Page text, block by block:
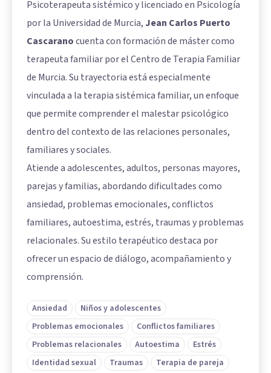
Psicoterapeuta sistémico y licenciado en Psicología
por la Universidad de Murcia, Jean Carlos Puerto
Cascaranocuenta con formación de máster como
terapeuta familiar por el Centro de Terapia Familiar
de Murcia. Su trayectoria está especialmente
vinculada a la terapia sistémica familiar, un enfoque
que permite comprender el malestar psicológico
dentro del contexto de las relaciones personales,
familiares y sociales.
Atiende a adolescentes, adultos, personas mayores,
parejas y familias, abordando dificultades como
ansiedad, problemas emocionales, conflictos
familiares, autoestima, estrés, traumas y problemas
relacionales. Su estilo terapéutico destaca por
ofrecer un espacio de diálogo, acompañamiento y
comprensión.
Ansiedad
Niños y adolescentes
Problemas emocionales
Conflictos familiares
Problemas relacionales
Autoestima
Estrés
Identidad sexual
Traumas Terapia de pareja